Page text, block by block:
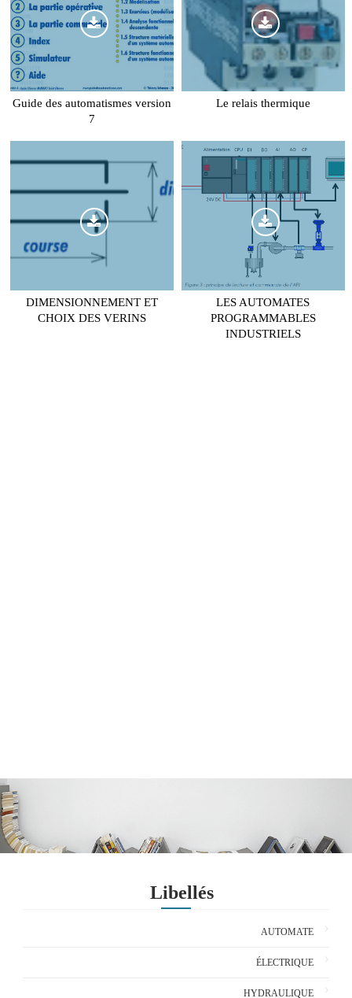
Le relais thermique
Guide des automatismes version
7
LES AUTOMATES
PROGRAMMABLES
INDUSTRIELS
DIMENSIONNEMENT ET
CHOIX DES VERINS
Libellés
AUTOMATE
ÉLECTRIQUE
HYDRAULIQUE